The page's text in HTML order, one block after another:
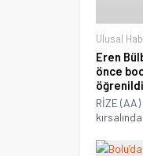
Ulusal
Eren
önce
öğrenildi
RİZE